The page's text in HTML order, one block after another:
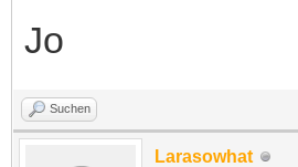
Jo
Suchen
Larasowhat